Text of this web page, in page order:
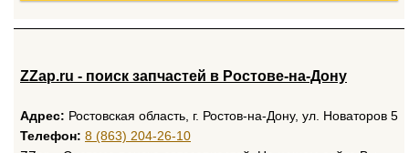
ZZap.ru - поиск запчастей в Ростове-на-Дону
Адрес: Ростовская область, г. Ростов-на-Дону, ул. Новаторов 5
Телефон: 8 (863) 204-26-10